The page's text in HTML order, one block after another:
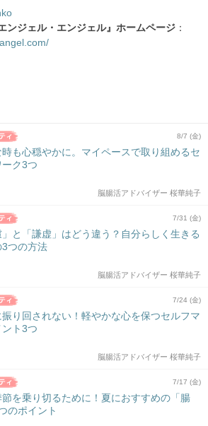
ンジェル・エンジェル』ホームページ ：
8/7 (金)
時も心穏やかに。マイペースで取り組めるセ
ーク3つ
脳腸活アドバイザー 桜華純子
7/31 (金)
」と「謙虚」はどう違う？自分らしく生きる
3つの方法
脳腸活アドバイザー 桜華純子
7/24 (金)
振り回されない！軽やかな心を保つセルフマ
ト3つ
脳腸活アドバイザー 桜華純子
7/17 (金)
を乗り切るために！夏におすすめの「腸
のポイント